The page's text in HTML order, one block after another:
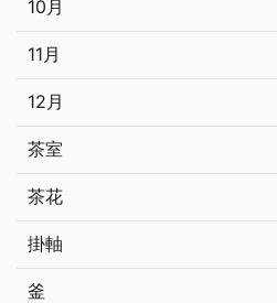
10月
11月
12月
茶室
茶花
掛軸
釜